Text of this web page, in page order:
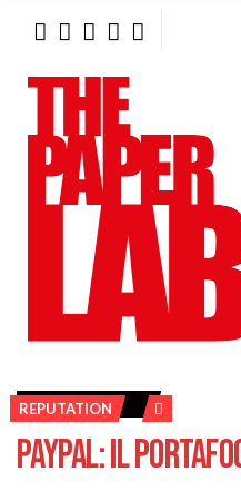
H
O
REPUTATION
PAYPAL: IL